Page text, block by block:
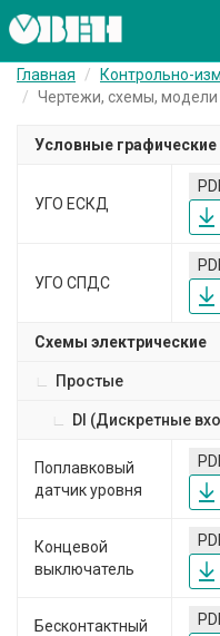
Главная Контрольно-
Чертежи, схемы, модели
Условные
УГО ЕСКД
УГО СПДС
Схемы электрические
Простые
DI (Дискретные
Поплавковый
датчик уровня
Концевой
выключатель
Бесконтактный